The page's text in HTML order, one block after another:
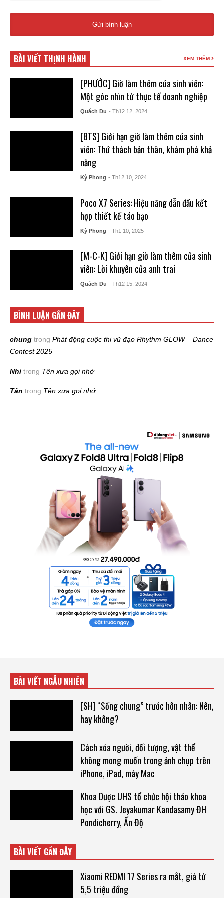
BÀI VIẾT THỊNH HÀNH XEM THÊM
[PHƯỚC] Giờ làm thêm của sinh viên:
Một góc nhìn từ thực tế doanh nghiệp
Quách Du - Th12 12, 2024
[BTS] Giới hạn giờ làm thêm của sinh
viên: Thử thách bản thân, khám phá khả
năng
Kỳ Phong - Th12 10, 2024
Poco X7 Series: Hiệu năng dẫn đầu kết
hợp thiết kế táo bạo
Kỳ Phong - Th1 10, 2025
[M-C-K] Giới hạn giờ làm thêm của sinh
viên: Lời khuyên của anh trai
Quách Du - Th12 15, 2024
BÌNH LUẬN GẦN ĐÂY
chung trong Phát động cuộc thi vũ đạo Rhythm GLOW – Dance
Contest 2025
Nhi trong Tên xưa gọi nhớ
Tân trong Tên xưa gọi nhớ
BÀI VIẾT NGẪU NHIÊN
[SH] “Sống chung” trước hôn nhân: Nên,
hay không?
Cách xóa người, đối tượng, vật thể
không mong muốn trong ảnh chụp trên
iPhone, iPad, máy Mac
Khoa Dược UHS tổ chức hội thảo khoa
học với GS. Jeyakumar Kandasamy ĐH
Pondicherry, Ấn Độ
BÀI VIẾT GẦN ĐÂY
Xiaomi REDMI 17 Series ra mắt, giá từ
5,5 triệu đồng